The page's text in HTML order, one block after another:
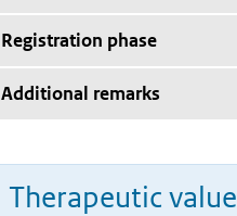
Registration phase
Additional remarks
Therapeutic value